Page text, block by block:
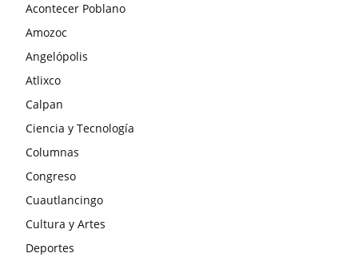
Acontecer Poblano
Amozoc
Angelópolis
Atlixco
Calpan
Ciencia y Tecnología
Columnas
Congreso
Cuautlancingo
Cultura y Artes
Deportes